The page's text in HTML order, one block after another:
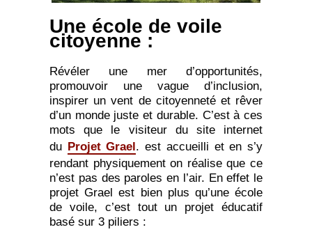
Une école de voile
citoyenne :
Révéler une mer d’opportunités,
promouvoir une vague d’inclusion,
inspirer un vent de citoyenneté et rêver
d’un monde juste et durable. C’est à ces
mots que le visiteur du site internet
du Projet Grael . est accueilli et en s’y
rendant physiquement on réalise que ce
n’est pas des paroles en l’air. En effet le
projet Grael est bien plus qu’une école
de voile, c’est tout un projet éducatif
basé sur 3 piliers :